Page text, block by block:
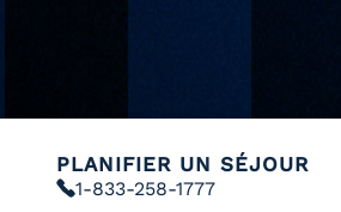
PLANIFIER UN SÉJOUR
1-833-258-1777